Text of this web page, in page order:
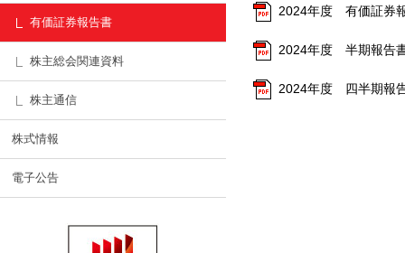
2024年度 有価証券
2024年度 半期報告
2024年度 四半期報
有価証券報告書
株主総会関連資料
株主通信
株式情報
電子公告